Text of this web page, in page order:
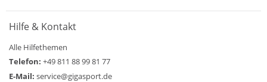
Hilfe & Kontakt
Alle Hilfethemen
Telefon: +49 811 88 99 81 77
E-Mail: service@gigasport.de